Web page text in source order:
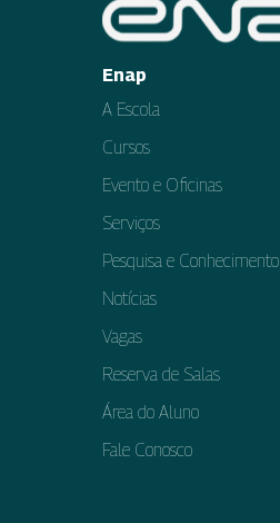
Enap
A Escola
Cursos
Evento e Oficinas
Serviços
Pesquisa e Conhecimento
Notícias
Vagas
Reserva de Salas
Área do Aluno
Fale Conosco